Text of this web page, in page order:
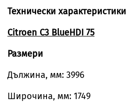
Технически характеристики
Citroen C3 BlueHDI 75
Размери
Дължина, мм: 3996
Широчина, мм: 1749